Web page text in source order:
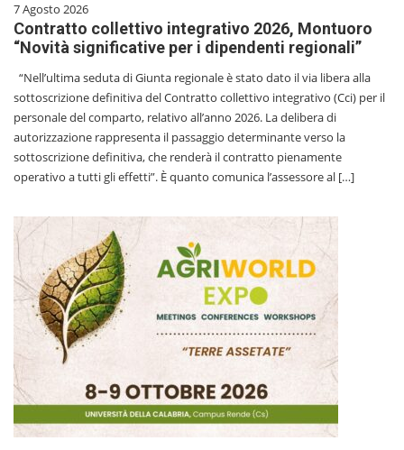
7 Agosto 2026
Contratto collettivo integrativo 2026, Montuoro
“Novità significative per i dipendenti regionali”
“Nell’ultima seduta di Giunta regionale è stato dato il via libera alla
sottoscrizione definitiva del Contratto collettivo integrativo (Cci) per il
personale del comparto, relativo all’anno 2026. La delibera di
autorizzazione rappresenta il passaggio determinante verso la
sottoscrizione definitiva, che renderà il contratto pienamente
operativo a tutti gli effetti”. È quanto comunica l’assessore al […]